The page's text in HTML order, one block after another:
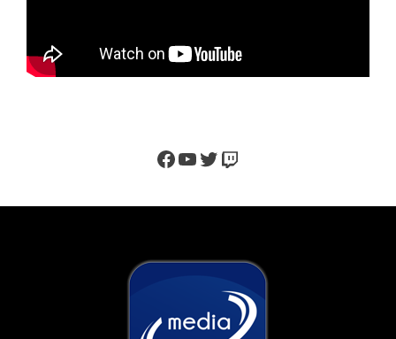
Facebook
YouTube
Twitter
Twitch